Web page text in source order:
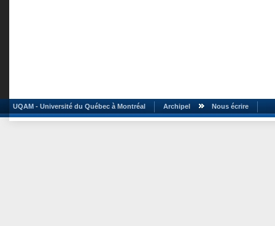
UQAM - Université du Québec à Montréal Archipel Nous écrire